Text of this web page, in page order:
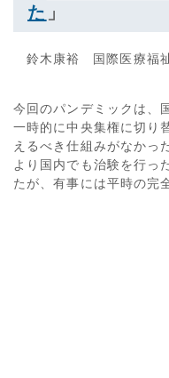
た 」
鈴木康裕 国際医療福
今回のパンデミックは、
一時的に中央集権に切り
えるべき仕組みがなかっ
より国内でも治験を行っ
たが、有事には平時の